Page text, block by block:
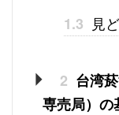
1.3 見
2 台湾
専売局）の